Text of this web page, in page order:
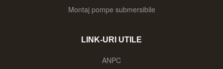
Montaj pompe submersibile
LINK-URI UTILE
ANPC